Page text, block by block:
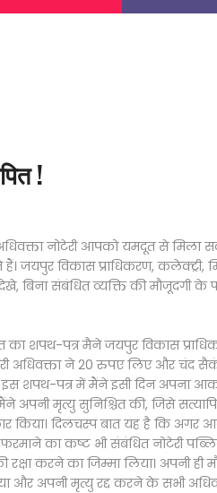
!
नोटेरी आपको यमदूत से मिला
जयपुर विकास प्राधिकरण, कलेक्ट्री,
देखे, बिना संबंधित व्यक्ति की मौजूदगी
का शपथ-पत्र मैने जयपुर विकास
अधिवक्ता ने 20 रुपए लिए और चंद
इस शपथ-पत्र में मैंने इसी दिन अपना
अपनी मृत्यु सुनिश्चित की, जिसे
किया। दिलचस्प बात यह है कि
का कष्ट भी संबंधित नोटेरी
रक्षा करने का जिम्मा लिया। अपनी ही
और अपनी मृत्यु रद्द करने के सभी